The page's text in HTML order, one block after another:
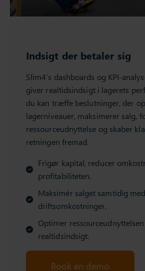
Indsigt der betaler sig
Slim4’s dashboards og KPI-
giver realtidsindsigt i lagerets
du kan træffe beslutninger, der
lagerniveauer, maksimerer salg,
ressourceudnyttelse og skaber
retningen fremad.
Frigør kapital, reducer
profitabiliteten.
Maksimér salget samtidig
driftsomkostninger.
Optimer
realtidsindsigt.
Book en demo